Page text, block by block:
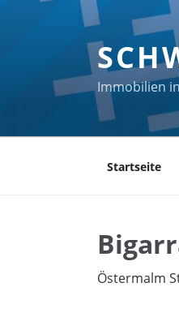
Immobilien
Startseite
Östermalm